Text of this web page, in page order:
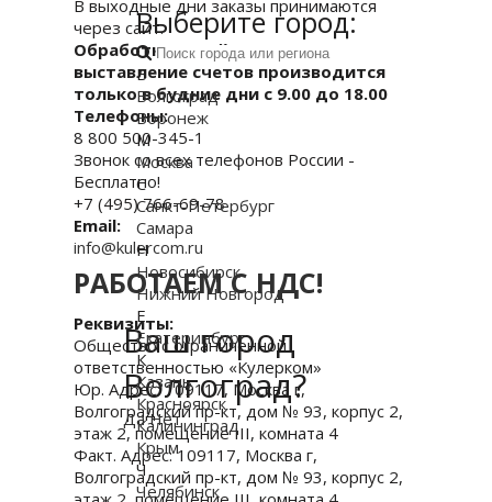
В выходные дни заказы принимаются
через сайт.
Обработка онлайн-заказов и
выставление счетов производится
только в будние дни с 9.00 до 18.00
Телефоны:
8 800 500-345-1
Звонок со всех телефонов России -
Бесплатно!
+7 (495) 766-69-78
Email:
info@kulercom.ru
РАБОТАЕМ С НДС!
Реквизиты:
Общество с ограниченной
ответственностью «Кулерком»
Юр. Адрес: 109117, Москва г,
Волгоградский пр-кт, дом № 93, корпус 2,
этаж 2, помещение III, комната 4
Факт. Адрес: 109117, Москва г,
Волгоградский пр-кт, дом № 93, корпус 2,
Ваш город
Волгоград?
Да Нет
Выберите город:
В
Волгоград
Воронеж
М
Москва
С
Санкт-Петербург
Самара
Н
Новосибирск
Нижний Новгород
Е
Екатеринбург
К
Казань
Красноярск
Калининград
Крым
Ч
Челябинск